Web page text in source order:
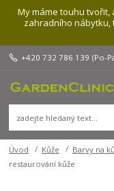
My máme touhu tvořit,
zahradního nábytku,
+420 732 786 139 (Po-
Úvod Kůže Barvy na
restaurování kůže